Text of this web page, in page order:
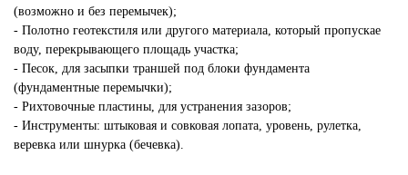
(возможно и без перемычек);
- Полотно геотекстиля или другого материала, который пропускае
воду, перекрывающего площадь участка;
- Песок, для засыпки траншей под блоки фундамента
(фундаментные перемычки);
- Рихтовочные пластины, для устранения зазоров;
- Инструменты: штыковая и совковая лопата, уровень, рулетка,
веревка или шнурка (бечевка).